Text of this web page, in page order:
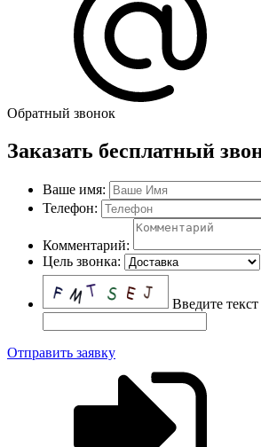
Обратный звонок
Заказать бесплатный
Ваше имя:
Телефон:
Комментарий:
Цель звонка:
Введите
Отправить заявку